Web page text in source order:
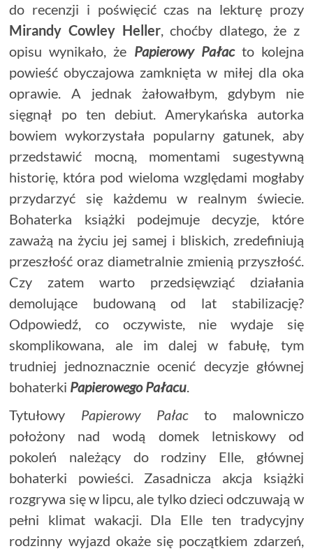
do recenzji i poświęcić czas na lekturę prozy
Mirandy Cowley Heller, choćby dlatego, że z
opisu wynikało, że Papierowy Pałac to kolejna
powieść obyczajowa zamknięta w miłej dla oka
oprawie. A jednak żałowałbym, gdybym nie
sięgnął po ten debiut. Amerykańska autorka
bowiem wykorzystała popularny gatunek, aby
przedstawić mocną, momentami sugestywną
historię, która pod wieloma względami mogłaby
przydarzyć się każdemu w realnym świecie.
Bohaterka książki podejmuje decyzje, które
zaważą na życiu jej samej i bliskich, zredefiniują
przeszłość oraz diametralnie zmienią przyszłość.
Czy zatem warto przedsięwziąć działania
demolujące budowaną od lat stabilizację?
Odpowiedź, co oczywiste, nie wydaje się
skomplikowana, ale im dalej w fabułę, tym
trudniej jednoznacznie ocenić decyzje głównej
bohaterki Papierowego Pałacu.
Tytułowy Papierowy Pałac to malowniczo
położony nad wodą domek letniskowy od
pokoleń należący do rodziny Elle, głównej
bohaterki powieści. Zasadnicza akcja książki
rozgrywa się w lipcu, ale tylko dzieci odczuwają w
pełni klimat wakacji. Dla Elle ten tradycyjny
rodzinny wyjazd okaże się początkiem zdarzeń,